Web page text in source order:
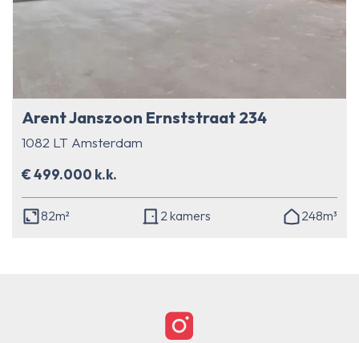
Arent Janszoon Ernststraat 234
1082 LT Amsterdam
€ 499.000 k.k.
82m² 2 kamers 248m³